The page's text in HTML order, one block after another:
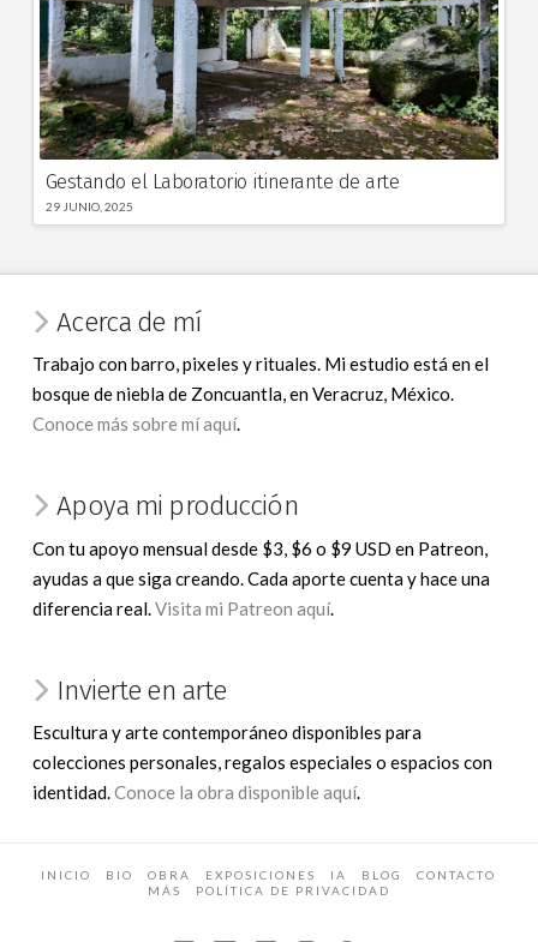
Gestando el Laboratorio itinerante de arte
29 JUNIO, 2025
Acerca de mí
Trabajo con barro, pixeles y rituales. Mi estudio está en el
bosque de niebla de Zoncuantla, en Veracruz, México.
Conoce más sobre mí aquí.
Apoya mi producción
Con tu apoyo mensual desde $3, $6 o $9 USD en Patreon,
ayudas a que siga creando. Cada aporte cuenta y hace una
diferencia real.Visita mi Patreon aquí.
Invierte en arte
Escultura y arte contemporáneo disponibles para
colecciones personales, regalos especiales o espacios con
identidad.Conoce la obra disponible aquí.
INICIO BIO OBRA EXPOSICIONES IA BLOG
CONTACTO
MÁS
POLÍTICA DE PRIVACIDAD